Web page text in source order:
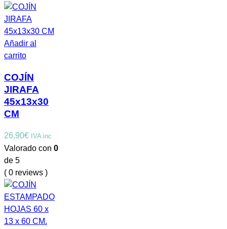
Añadir al
carrito
COJÍN
JIRAFA
45x13x30
CM
26,90€ IVA inc
Valorado con 0
de 5
( 0 reviews )